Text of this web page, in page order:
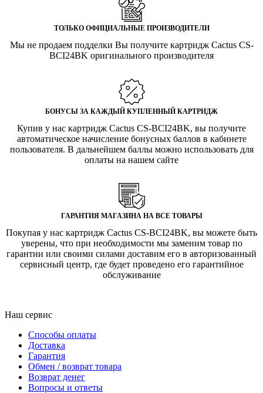
ТОЛЬКО ОФИЦИАЛЬНЫЕ ПРОИЗВОДИТЕЛИ
Мы не продаем подделки Вы получите картридж Cactus CS-
BCI24BK оригинального производителя
БОНУСЫ ЗА КАЖДЫЙ КУПЛЕННЫЙ КАРТРИДЖ
Купив у нас картридж Cactus CS-BCI24BK, вы получите
автоматическое начисление бонусных баллов в кабинете
пользователя. В дальнейшем баллы можно использовать для
оплаты на нашем сайте
ГАРАНТИЯ МАГАЗИНА НА ВСЕ ТОВАРЫ
Покупая у нас картридж Cactus CS-BCI24BK, вы можете быть
уверены, что при необходимости мы заменим товар по
гарантии или своими силами доставим его в авторизованный
сервисный центр, где будет проведено его гарантийное
обслуживание
Наш сервис
Способы оплаты
Доставка
Гарантия
Обмен / возврат товара
Возврат денег
Вопросы и ответы